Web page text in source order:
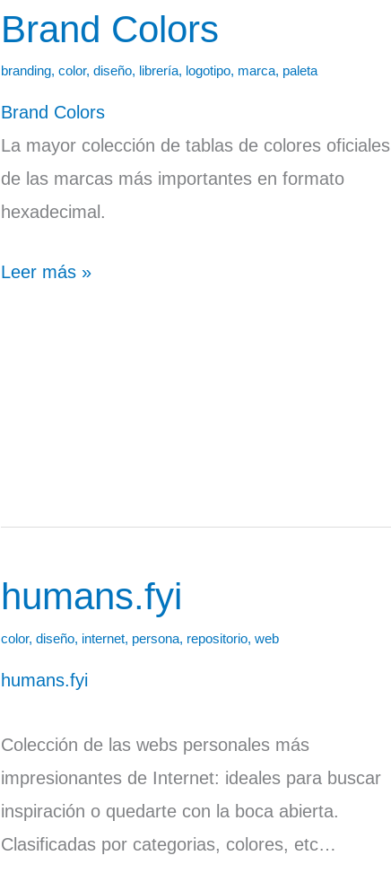
Brand Colors
branding, color, diseño, librería, logotipo, marca, paleta
Brand Colors
La mayor colección de tablas de colores oficiales
de las marcas más importantes en formato
hexadecimal.
Brand
Leer más »
humans.fyi
color, diseño, internet, persona, repositorio, web
humans.fyi
Colección de las webs personales más
impresionantes de Internet: ideales para buscar
inspiración o quedarte con la boca abierta.
Clasificadas por categorias, colores, etc…
humans.fyi